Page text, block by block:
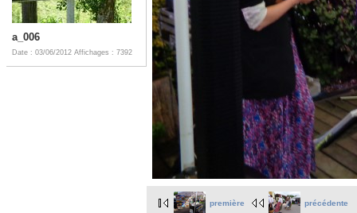
a_006
Date : 03/06/2012 Affichages : 7392
première précédente